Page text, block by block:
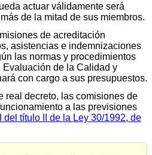
actuar válidamente será
de la mitad de sus miembros.
de acreditación
asistencias e indemnizaciones
las normas y procedimientos
de la Calidad y
con cargo a sus presupuestos.
real decreto, las comisiones de
a las previsiones
del título II de la Ley 30/1992, de